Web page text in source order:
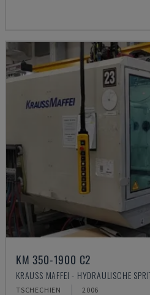
KM 350-1900 C2
KRAUSS MAFFEI - HYDRAULISCHE
TSCHECHIEN 2006